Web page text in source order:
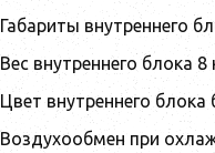
Габариты внутреннего
Вес внутреннего блока 8
Цвет внутреннего блока
Воздухообмен при